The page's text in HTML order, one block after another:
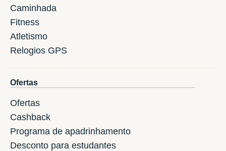
Caminhada
Fitness
Atletismo
Relogios GPS
Ofertas
Ofertas
Cashback
Programa de apadrinhamento
Desconto para estudantes